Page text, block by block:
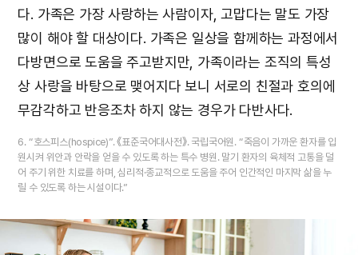
다. 가족은 가장 사랑하는 사람이자, 고맙다는 말도 가장
많이 해야 할 대상이다. 가족은 일상을 함께하는 과정에서
다방면으로 도움을 주고받지만, 가족이라는 조직의 특성
상 사랑을 바탕으로 맺어지다 보니 서로의 친절과 호의에
무감각하고 반응조차 하지 않는 경우가 다반사다.
6. “호스피스(hospice)”. 《표준국어대사전》. 국립국어원. “죽음이 가까운 환자를 입
원시켜 위안과 안락을 얻을 수 있도록 하는 특수 병원. 말기 환자의 육체적 고통을 덜
어 주기 위한 치료를 하며, 심리적·종교적으로 도움을 주어 인간적인 마지막 삶을 누
릴 수 있도록 하는 시설이다.”